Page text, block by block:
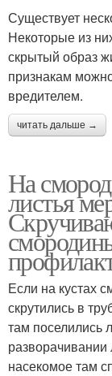
Существует
Некоторые из
скрытый образ
признакам
вредителем.
читать дальше →
На
листья
Если на кустах
скрутились в
там поселились
разворачивании
насекомое там